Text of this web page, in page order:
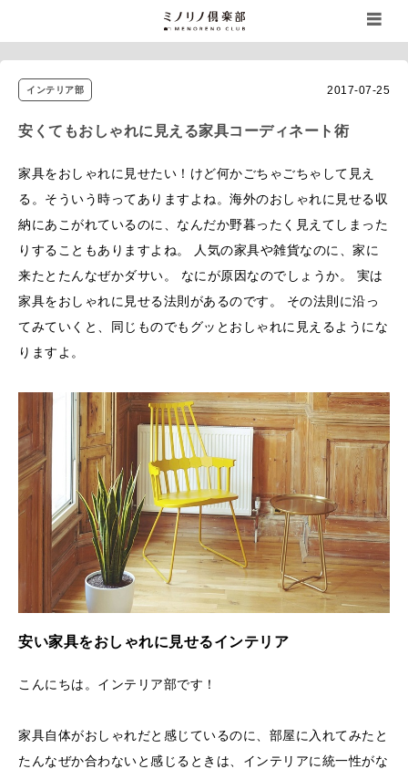
インテリア部 2017-07-25
安くてもおしゃれに見える家具コーディネート術
家具をおしゃれに見せたい！けど何かごちゃごちゃして見え
る。そういう時ってありますよね。海外のおしゃれに見せる収
納にあこがれているのに、なんだか野暮ったく見えてしまった
りすることもありますよね。 人気の家具や雑貨なのに、家に
来たとたんなぜかダサい。 なにが原因なのでしょうか。 実は
家具をおしゃれに見せる法則があるのです。 その法則に沿っ
てみていくと、同じものでもグッとおしゃれに見えるようにな
りますよ。
安い家具をおしゃれに見せるインテリア
こんにちは。インテリア部です！
家具自体がおしゃれだと感じているのに、部屋に入れてみたと
たんなぜか合わないと感じるときは、インテリアに統一性がな